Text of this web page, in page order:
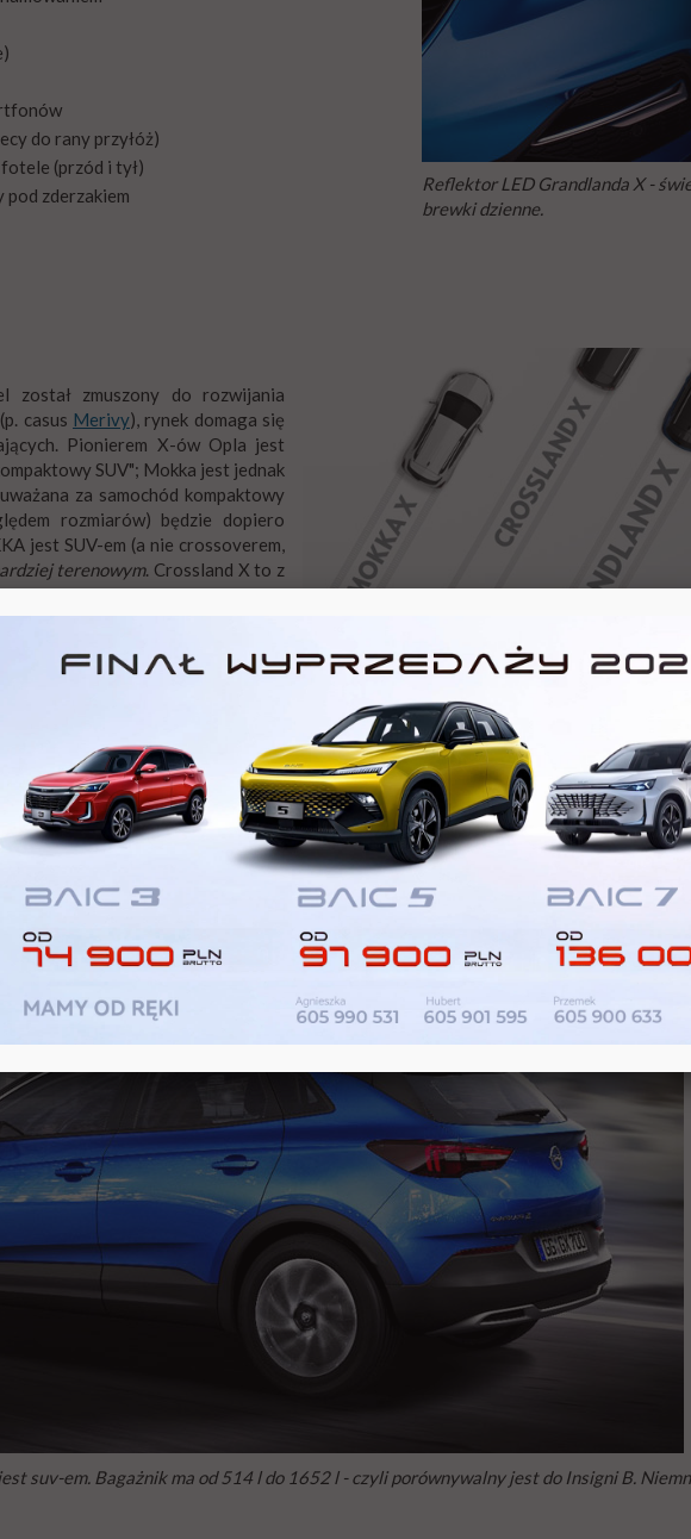
Reflektor LED Grandlanda X -
brewki dzienne.
do rany przyłóż)
(przód i tył)
zderzakiem
Gama SUV-ów i crossoverów Opla: MOKKA X,
(w sprzedaży) , Grandland X (premiera w 2017 r.).
zmuszony do rozwijania
casus Merivy), rynek domaga się
Pionierem X-ów Opla jest
SUV"; Mokka jest jednak
za samochód kompaktowy
rozmiarów) będzie dopiero
jest SUV-em (a nie crossoverem,
terenowym. Crossland X to z
klasa Mokki, niemniej Crossland,
pewnym sensie też, choć kabiny
plusze i deska digital).
suv-em. Bagażnik ma od 514 l do 1652 l - czyli porównywalny jest do Insigni B.